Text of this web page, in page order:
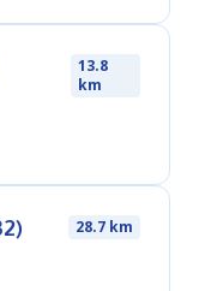
13.8
km
28.7 km